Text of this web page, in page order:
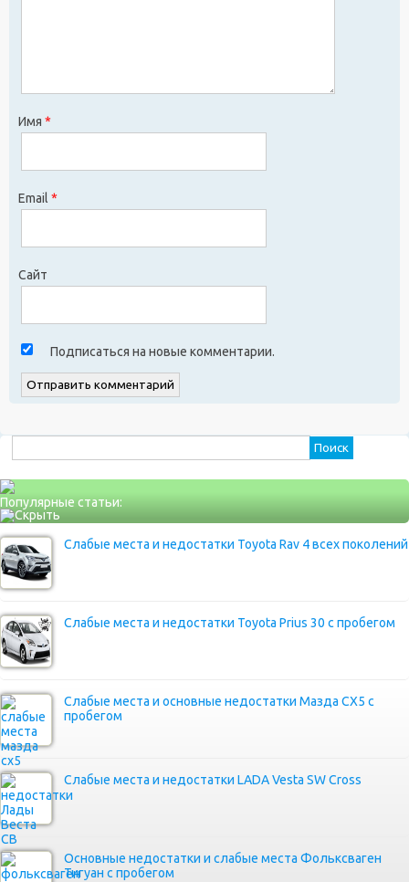
Имя *
Email *
Сайт
Подписаться на новые комментарии.
Популярные статьи:
Слабые места и недостатки Toyota Rav 4 всех поколений
Слабые места и недостатки Toyota Prius 30 с пробегом
Слабые места и основные недостатки Мазда СХ5 с
пробегом
Слабые места и недостатки LADA Vesta SW Cross
Основные недостатки и слабые места Фольксваген
Тигуан с пробегом